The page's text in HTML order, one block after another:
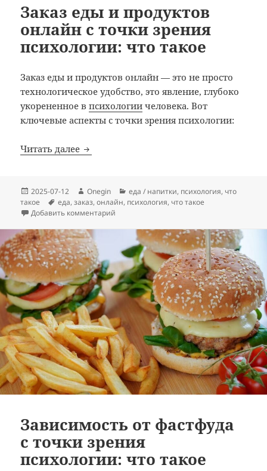
Заказ еды и продуктов
онлайн с точки зрения
психологии: что такое
Заказ еды и продуктов онлайн — это не просто
технологическое удобство, это явление, глубоко
укорененное впсихологии человека. Вот
ключевые аспекты с точки зрения психологии:
Читать далее Заказ еды и продуктов онлайн с точки
Опубликовано
2025-07-12 Автор
Onegin Рубрики
еда / напитки, психология, что
такое
Метки
еда,заказ,онлайн, психология, что такое
Добавить комментарий
Зависимость от фастфуда
с точки зрения
психологии: что такое